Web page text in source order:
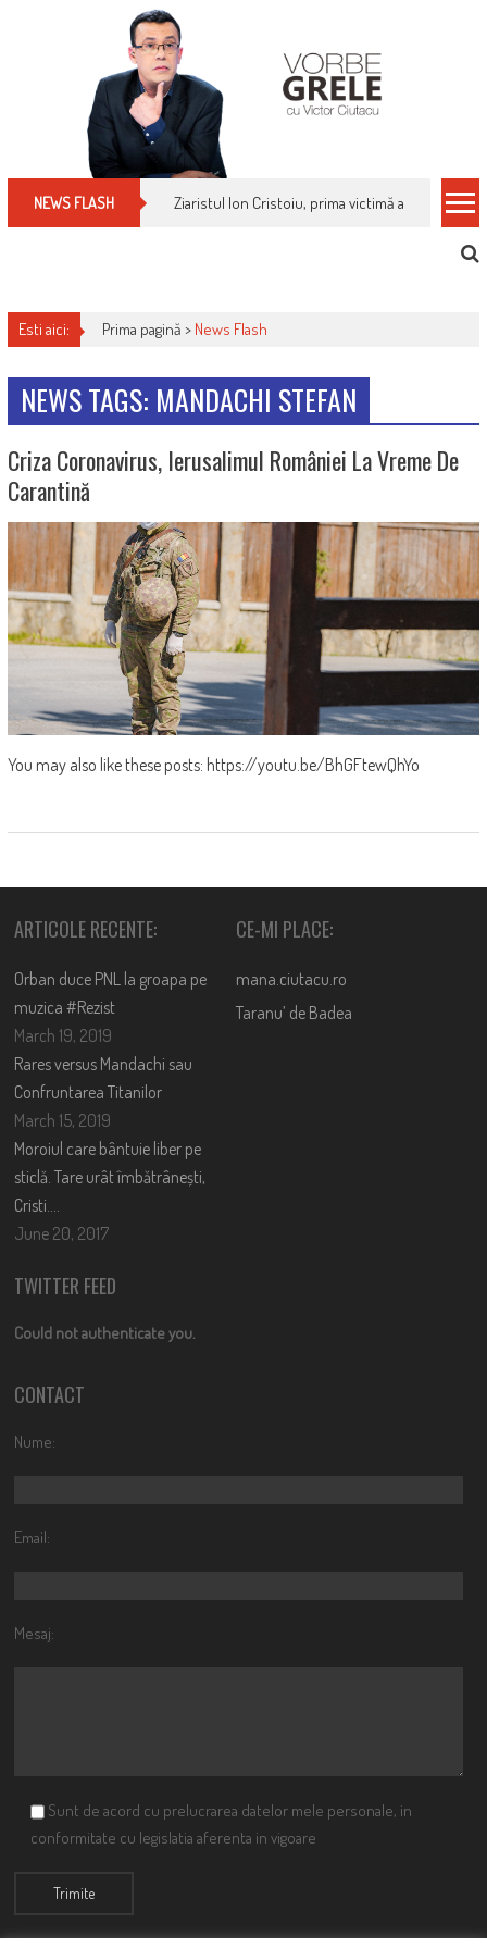
NEWS FLASH Ziaristul Ion Cristoiu, prima victimă a noi
Esti aici: Prima pagină > News Flash
NEWS TAGS: MANDACHI STEFAN
Criza Coronavirus, Ierusalimul României La Vreme De
Carantină
You may also like these posts: https://youtu.be/BhGFtewQhYo
ARTICOLE RECENTE:
Orban duce PNL la groapa pe
muzica #Rezist
March 19, 2019
Rares versus Mandachi sau
Confruntarea Titanilor
March 15, 2019
Moroiul care bântuie liber pe
sticlă. Tare urât îmbătrânești,
Cristi….
June 20, 2017
CE-MI PLACE:
mana.ciutacu.ro
Taranu’ de Badea
TWITTER FEED
Could not authenticate you.
CONTACT
Nume:
Email:
Mesaj:
Sunt de acord cu prelucrarea datelor mele personale, in
conformitate cu legislatia aferenta in vigoare